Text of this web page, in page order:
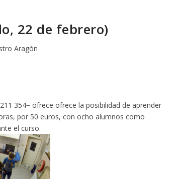
22 de febrero)
Aragón
354− ofrece ofrece la posibilidad de aprender
por 50 euros, con ocho alumnos como
el curso.